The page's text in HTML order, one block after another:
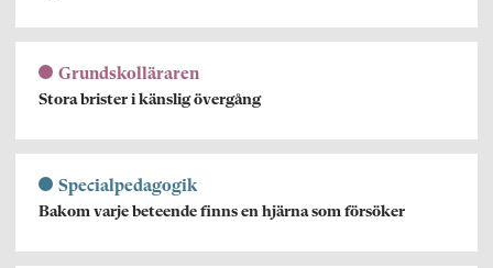
Grundskolläraren
Stora brister i känslig övergång
Specialpedagogik
Bakom varje beteende finns en hjärna som försöker